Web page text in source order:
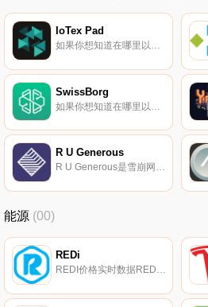
IoTex Pad
如果你想知道在哪里以当前价格购买IoTex Pad,目前交易{IoTex Pad]股票的顶级加密货币交易所是PancakeSwap（V2）和mimo.exchange。你可以在我们的加密货币交易所页面上找到其他交易所。Iotexpad是第一个由IoTeX建造、发射和供电的发射台.
SwissBorg
R U Generous
R U Generous是雪崩网络上可用的去中心化储备货币协议和DAO。RUG目前由AVAX和MIM在财政部提供支持,这为$RUG代币价值提供了稳定的支持。RUG利用经济和博弈论动力学通过注和铸造进入市场,类似于OHM.
能源 (00)
REDi